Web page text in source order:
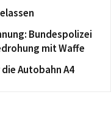
Bundespolizei
mit Waffe
Autobahn A4